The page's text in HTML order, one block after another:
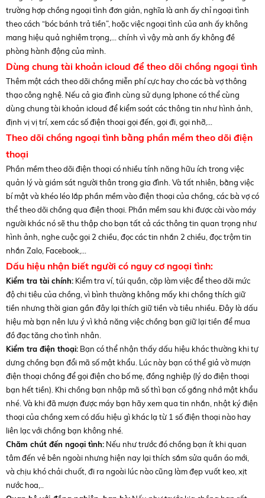
trường hợp chồng ngoại tình đơn giản, nghĩa là anh ấy chỉ ngoại tình
theo cách “bóc bánh trả tiền”, hoặc việc ngoại tình của anh ấy không
mang hiệu quả nghiêm trọng,… chính vì vậy mà anh ấy không đề
phòng hành động của mình.
Dùng chung tài khoản icloud để theo dõi chồng ngoại tình
Thêm một cách theo dõi chồng miễn phí cực hay cho các bà vợ thông
thạo công nghệ. Nếu cả gia đình cùng sử dụng Iphone có thể cùng
dùng chung tài khoản icloud để kiểm soát các thông tin như hình ảnh,
định vị vị trí, xem các số điện thoại gọi đến, gọi đi, gọi nhỡ,…
Theo dõi chồng ngoại tình bằng phần mềm theo dõi điện
thoại
Phần mềm theo dõi điện thoại có nhiều tính năng hữu ích trong việc
quản lý và giám sát người thân trong gia đình. Và tất nhiên, bằng việc
bí mật và khéo léo lắp phần mềm vào điện thoại của chồng, các bà vợ có
thể theo dõi chồng qua điện thoại. Phần mềm sau khi được cài vào máy
người khác nó sẽ thu thập cho bạn tất cả các thông tin quan trọng như
hình ảnh, nghe cuộc gọi 2 chiều, đọc các tin nhắn 2 chiều, đọc trộm tin
nhắn Zalo, Facebook,…
Dấu hiệu nhận biết người có nguy cơ ngoại tình:
Kiểm tra tài chính: Kiểm tra ví, túi quần, cặp làm việc để theo dõi mức
độ chi tiêu của chồng, vì bình thường không mấy khi chồng thích giữ
tiền nhưng thời gian gần đây lại thích giữ tiền và tiêu nhiều. Đây là dấu
hiệu mà bạn nên lưu ý vì khả năng việc chồng bạn giữ lại tiền để mua
đồ đạc tăng cho tình nhân.
Kiểm tra điện thoại: Bạn có thể nhận thấy dấu hiệu khác thường khi tự
dưng chồng bạn đổi mã số mật khẩu. Lúc này bạn có thể giả vờ mượn
điện thoại chồng để gọi điện cho bố mẹ, đồng nghiệp (lý do điện thoại
bạn hết tiền). Khi chồng bạn nhập mã số thì bạn cố gắng nhớ mật khẩu
nhé. Và khi đã mượn được máy bạn hãy xem qua tin nhắn, nhật ký điện
thoại của chồng xem có dấu hiệu gì khác lạ từ 1 số điện thoại nào hay
liên lạc với chồng bạn không nhé.
Chăm chút đến ngoại tình: Nếu như trước đó chồng bạn ít khi quan
tâm đến vẻ bên ngoài nhưng hiện nay lại thích sắm sửa quần áo mới,
và chịu khó chải chuốt, đi ra ngoài lúc nào cũng làm đẹp vuốt keo, xịt
nước hoa,..